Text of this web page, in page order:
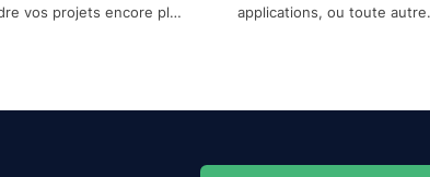
vos projets encore plus
applications, ou toute autre